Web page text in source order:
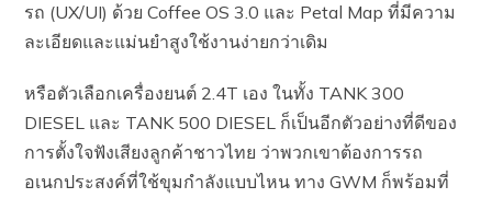
รถ (UX/UI) ด้วย Coffee OS 3.0 และ Petal Map ที่มีความ
ละเอียดและแม่นยำสูงใช้งานง่ายกว่าเดิม
หรือตัวเลือกเครื่องยนต์ 2.4T เอง ในทั้ง TANK 300
DIESEL และ TANK 500 DIESEL ก็เป็นอีกตัวอย่างที่ดีของ
การตั้งใจฟังเสียงลูกค้าชาวไทย ว่าพวกเขาต้องการรถ
อเนกประสงค์ที่ใช้ขุมกำลังแบบไหน ทาง GWM ก็พร้อมที่